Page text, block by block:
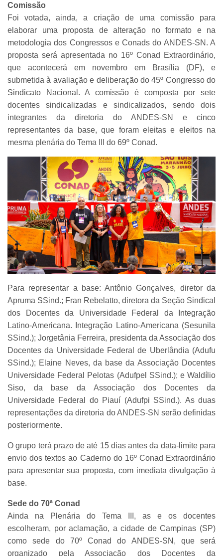
Comissão
Foi votada, ainda, a criação de uma comissão para
elaborar uma proposta de alteração no formato e na
metodologia dos Congressos e Conads do ANDES-SN. A
proposta será apresentada no 16º Conad Extraordinário,
que acontecerá em novembro em Brasília (DF), e
submetida à avaliação e deliberação do 45º Congresso do
Sindicato Nacional. A comissão é composta por sete
docentes sindicalizadas e sindicalizados, sendo dois
integrantes da diretoria do ANDES-SN e cinco
representantes da base, que foram eleitas e eleitos na
mesma plenária do Tema III do 69º Conad.
Para representar a base: Antônio Gonçalves, diretor da
Apruma SSind.; Fran Rebelatto, diretora da Seção Sindical
dos Docentes da Universidade Federal da Integração
Latino-Americana. Integração Latino-Americana (Sesunila
SSind.); Jorgetânia Ferreira, presidenta da Associação dos
Docentes da Universidade Federal de Uberlândia (Adufu
SSind.); Elaine Neves, da base da Associação Docentes
Universidade Federal Pelotas (Adufpel SSind.); e Waldílio
Siso, da base da Associação dos Docentes da
Universidade Federal do Piauí (Adufpi SSind.). As duas
representações da diretoria do ANDES-SN serão definidas
posteriormente.
O grupo terá prazo de até 15 dias antes da data-limite para
envio dos textos ao Caderno do 16º Conad Extraordinário
para apresentar sua proposta, com imediata divulgação à
base.
Sede do 70ª Conad
Ainda na Plenária do Tema III, as e os docentes
escolheram, por aclamação, a cidade de Campinas (SP)
como sede do 70º Conad do ANDES-SN, que será
organizado pela Associação dos Docentes da